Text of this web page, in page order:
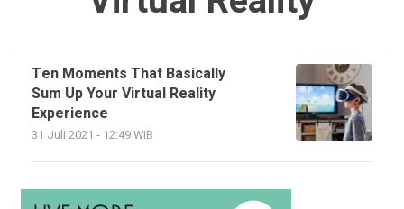
Ten Moments That Basically
Sum Up Your Virtual Reality
Experience
31 Juli 2021 - 12:49 WIB